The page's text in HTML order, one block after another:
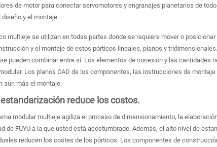
de motor para conectar servomotores y engranajes planetarios de
diseño y el montaje.
multieje se utilizan en todas partes donde se requiere mover o
y el montaje de estos pórticos lineales, planos y
pueden combinar entre sí. Los elementos de conexión y las cantidades
Los planos CAD de los componentes, las instrucciones de
aún más el montaje.
reduce los costos.
modular multieje agiliza el proceso de dimensionamiento, la
de FUYU a la que usted está acostumbrado. Además, el alto nivel de
reducen los costes de los pórticos. Los componentes de